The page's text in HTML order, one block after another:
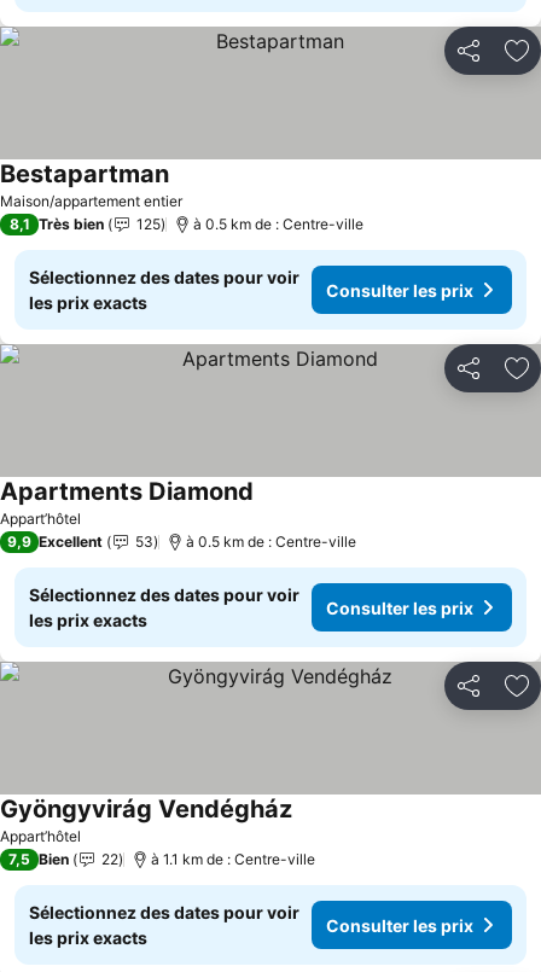
Partager
Maison/appartement entier
BestapartmanConsulter les prix
8,1 Très bien 125 à 0.5 km de : Centre-ville
Sélectionnez des dates pour voir
les prix exacts
Consulter les prix
Partager
Appart’hôtel
Apartments Diamond
9,9 Excellent 53 à 0.5 km de : Centre-ville
Sélectionnez des dates pour voir
les prix exacts
Consulter les prix
Partager
Appart’hôtel
Gyöngyvirág VendégházConsulter les prix
7,5 Bien 22 à 1.1 km de : Centre-ville
Sélectionnez des dates pour voir
les prix exacts
Consulter les prix